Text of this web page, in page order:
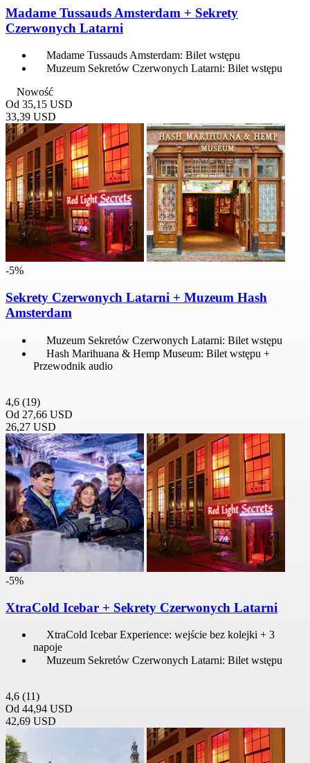
Madame Tussauds Amsterdam + Sekrety
Czerwonych Latarni
Madame Tussauds Amsterdam: Bilet wstępu
Muzeum Sekretów Czerwonych Latarni: Bilet wstępu
Nowość
Od 35,15 USD
33,39 USD
-5%
Sekrety Czerwonych Latarni + Muzeum Hash
Amsterdam
Muzeum Sekretów Czerwonych Latarni: Bilet wstępu
Hash Marihuana & Hemp Museum: Bilet wstępu +
Przewodnik audio
4,6 (19)
Od 27,66 USD
26,27 USD
-5%
XtraCold Icebar + Sekrety Czerwonych Latarni
XtraCold Icebar Experience: wejście bez kolejki + 3
napoje
Muzeum Sekretów Czerwonych Latarni: Bilet wstępu
4,6 (11)
Od 44,94 USD
42,69 USD